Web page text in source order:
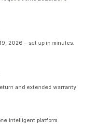
2026 – set up in minutes.
and extended warranty
intelligent platform.